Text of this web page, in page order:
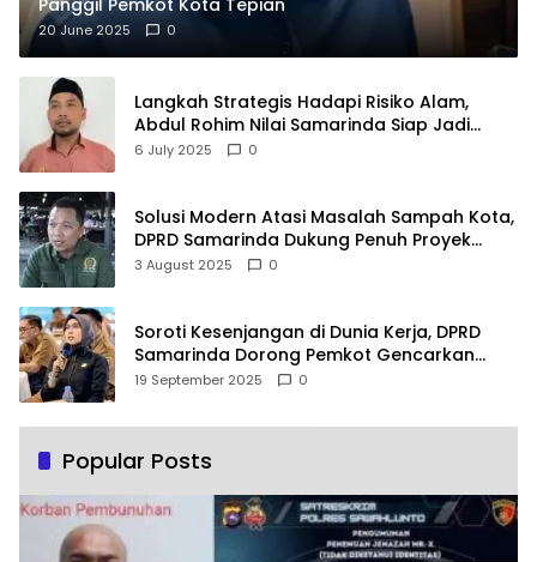
20 June 2025 0
Langkah Strategis Hadapi Risiko Alam,
Abdul Rohim Nilai Samarinda Siap Jadi
Pusat Logistik Bencana Kalimantan
6 July 2025 0
Solusi Modern Atasi Masalah Sampah Kota,
DPRD Samarinda Dukung Penuh Proyek
PLTSA
3 August 2025 0
Soroti Kesenjangan di Dunia Kerja, DPRD
Samarinda Dorong Pemkot Gencarkan
Pemberdayaan Perempuan
19 September 2025 0
Popular Posts